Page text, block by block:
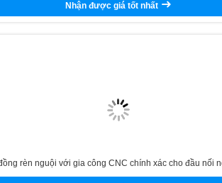
Nhận được giá tốt nhất
rèn nguội với gia công CNC chính xác cho đầu nối